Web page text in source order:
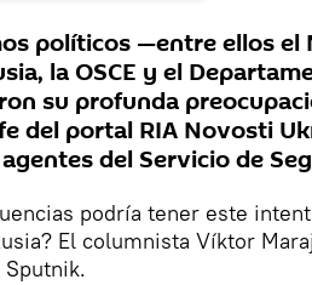
políticos —entre ellos el
la OSCE y el
su profunda
del portal RIA Novosti
del Servicio de
podría tener este
El columnista Víktor